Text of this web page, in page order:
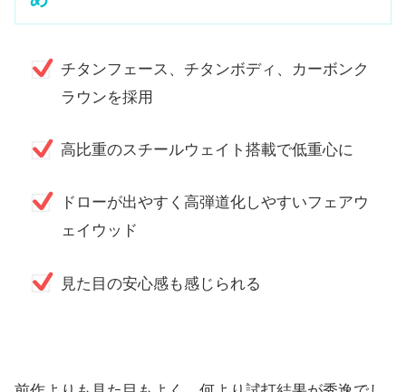
チタンフェース、チタンボディ、カーボンク
ラウンを採用
高比重のスチールウェイト搭載で低重心に
ドローが出やすく高弾道化しやすいフェアウ
ェイウッド
見た目の安心感も感じられる